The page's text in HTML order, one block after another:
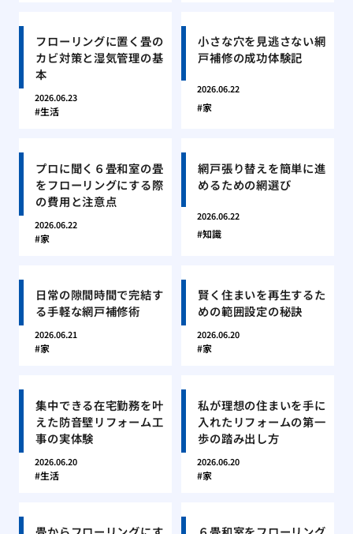
フローリングに置く畳の
カビ対策と湿気管理の基
本
2026.06.23
生活
小さな穴を見逃さない網
戸補修の成功体験記
2026.06.22
家
プロに聞く６畳和室の畳
をフローリングにする際
の費用と注意点
2026.06.22
家
網戸張り替えを簡単に進
めるための網選び
2026.06.22
知識
日常の隙間時間で完結す
る手軽な網戸補修術
2026.06.21
家
賢く住まいを再生するた
めの範囲設定の秘訣
2026.06.20
家
集中できる在宅勤務を叶
えた防音壁リフォーム工
事の実体験
2026.06.20
生活
私が理想の住まいを手に
入れたリフォームの第一
歩の踏み出し方
2026.06.20
家